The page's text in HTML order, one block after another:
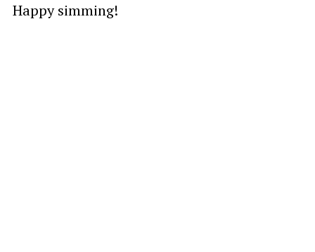
Happy simming!